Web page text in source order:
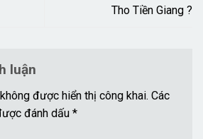
Tho Tiền Giang ?
luận
được hiển thị công khai. Các
đánh dấu *